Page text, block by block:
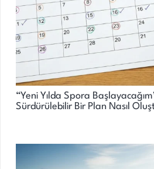
“Yeni Yılda Spora
Sürdürülebilir Bir Plan Nasıl